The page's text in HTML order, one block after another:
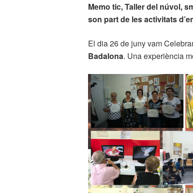
Memo tic, Taller del núvol,
son part de les activitats
El dia 26 de juny vam
Badalona. Una experiència